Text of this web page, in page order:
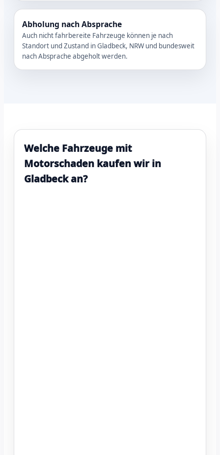
Abholung nach Absprache
Auch nicht fahrbereite Fahrzeuge können je nach
Standort und Zustand in Gladbeck, NRW und bundesweit
nach Absprache abgeholt werden.
Welche Fahrzeuge mit
Motorschaden kaufen wir in
Gladbeck an?